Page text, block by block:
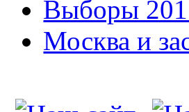
Выборы
Москва и